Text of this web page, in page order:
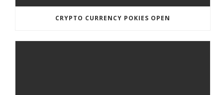
CRYPTO CURRENCY POKIES OPEN